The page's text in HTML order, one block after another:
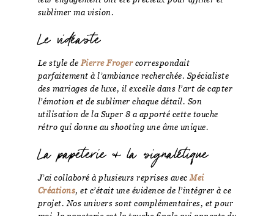
sublimer ma vision.
Le vidéaste
Le style de Pierre Frogercorrespondait
parfaitement à l’ambiance recherchée. Spécialiste
des mariages de luxe, il excelle dans l’art de capter
l’émotion et de sublimer chaque détail. Son
utilisation de la Super 8 a apporté cette touche
rétro qui donne au shooting une âme unique.
La papeterie & la signalétique
J’ai collaboré à plusieurs reprises avecMei
Créations, et c’était une évidence de l’intégrer à ce
projet. Nos univers sont complémentaires, et pour